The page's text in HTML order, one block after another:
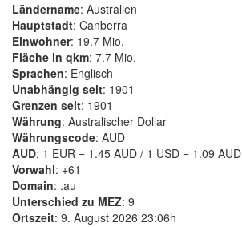
Ländername: Australien
Hauptstadt: Canberra
Einwohner: 19.7 Mio.
Fläche in qkm: 7.7 Mio.
Sprachen: Englisch
Unabhängig seit: 1901
Grenzen seit: 1901
Währung: Australischer Dollar
Währungscode: AUD
AUD: 1 EUR = 1.45 AUD / 1 USD = 1.09 AUD
Vorwahl: +61
Domain: .au
Unterschied zu MEZ: 9
Ortszeit: 9. August 2026 23:06h